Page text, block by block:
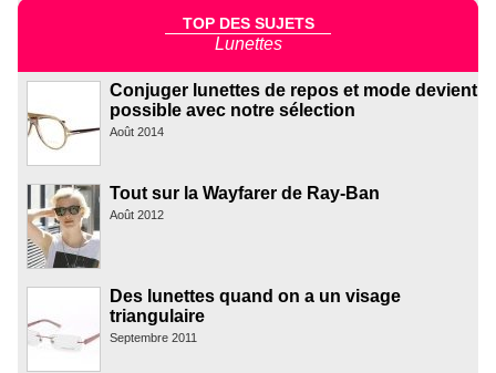
TOP DES SUJETS
Lunettes
Conjuger lunettes de repos et mode devient
possible avec notre sélection
Août 2014
Tout sur la Wayfarer de Ray-Ban
Août 2012
Des lunettes quand on a un visage
triangulaire
Septembre 2011